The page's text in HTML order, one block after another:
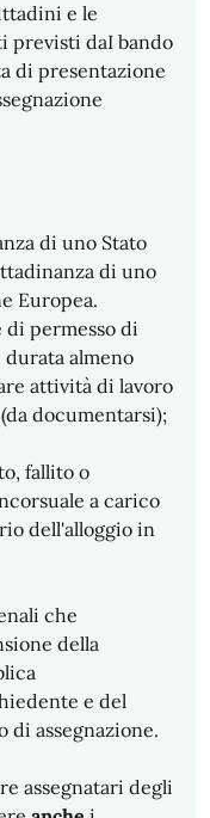
e le
previsti daI bando
di presentazione
di uno Stato
di uno
Europea.
permesso di
almeno
attività di lavoro
documentarsi);
fallito o
a carico
dell'alloggio in
che
della
e del
di assegnazione.
assegnatari degli